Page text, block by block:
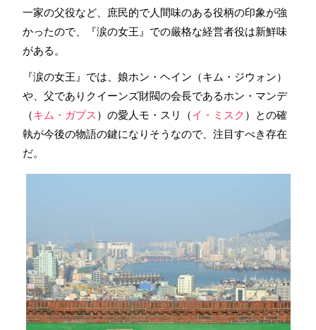
一家の父役など、庶民的で人間味のある役柄の印象が強
かったので、『涙の女王』での厳格な経営者役は新鮮味
がある。
『涙の女王』では、娘ホン・ヘイン（キム・ジウォン）
や、父でありクイーンズ財閥の会長であるホン・マンデ
（キム・ガプス ）の愛人モ・スリ（イ・ミスク ）との確
執が今後の物語の鍵になりそうなので、注目すべき存在
だ。